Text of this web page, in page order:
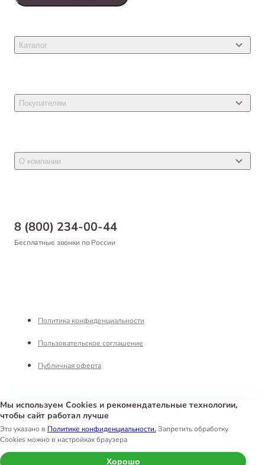
8 (800) 234-00-44
Бесплатные звонки по России
Каталог
Товары для собак
Товары для птиц
Покупателям
Новости
Самовывоз
Оформление заказа
О компании
Благотворительный фонд
Реквизиты
Интернет-магазин «Белый Кролик»
Политика конфиденциальности
Пользовательское соглашение
Публичная оферта
Мы используем Cookies и рекомендательные технологии,
чтобы сайт работал лучше
Это указано в Политике конфиденциальности. Запретить обработку
Cookies можно в настройках браузера
Хорошо